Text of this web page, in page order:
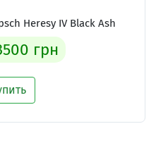
Heresy IV Black Ash
грн